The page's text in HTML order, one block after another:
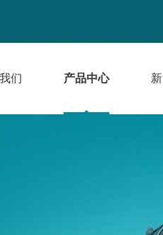
们 产品中心